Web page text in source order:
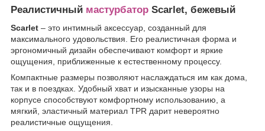
Реалистичный мастурбатор Scarlet, бежевый
Scarlet – это интимный аксессуар, созданный для
максимального удовольствия. Его реалистичная форма и
эргономичный дизайн обеспечивают комфорт и яркие
ощущения, приближенные к естественному процессу.
Компактные размеры позволяют наслаждаться им как дома,
так и в поездках. Удобный хват и изысканные узоры на
корпусе способствуют комфортному использованию, а
мягкий, эластичный материал TPR дарит невероятно
реалистичные ощущения.